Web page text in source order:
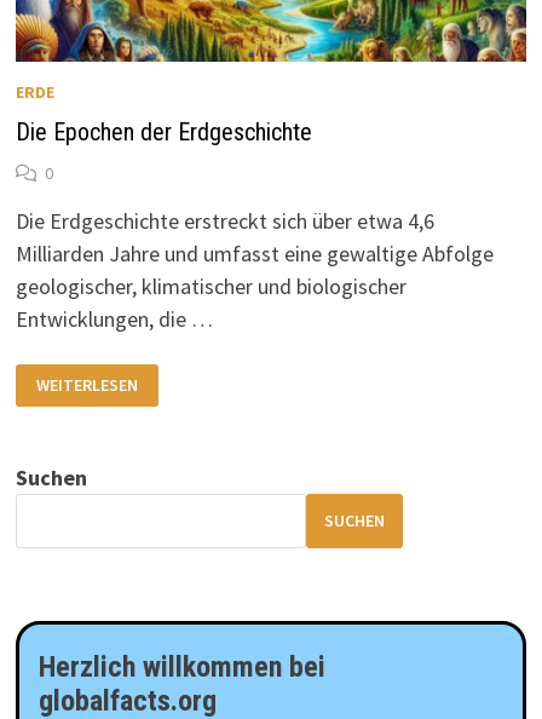
ERDE
Die Epochen der Erdgeschichte
0
Die Erdgeschichte erstreckt sich über etwa 4,6
Milliarden Jahre und umfasst eine gewaltige Abfolge
geologischer, klimatischer und biologischer
Entwicklungen, die …
DIE
EPOCHEN
DER
WEITERLESEN
Suchen
SUCHEN
Herzlich willkommen bei
globalfacts.org